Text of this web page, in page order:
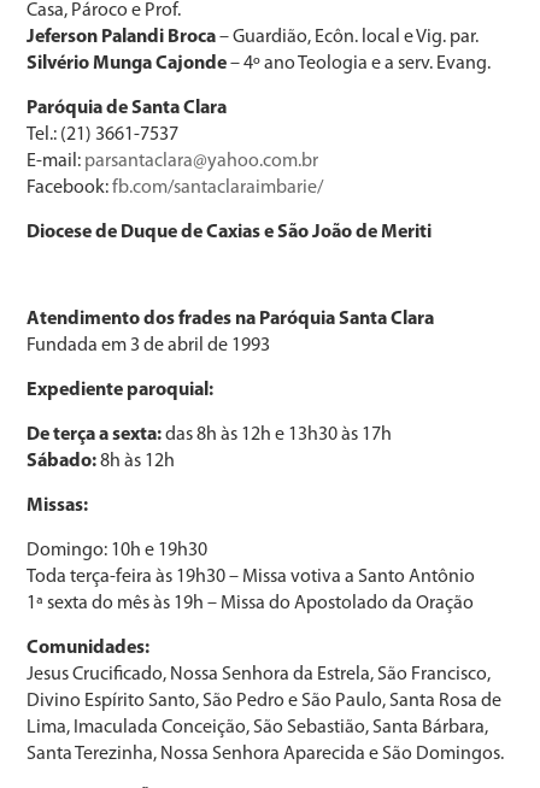
Casa, Pároco e Prof.
Jeferson Palandi Broca– Guardião, Ecôn. local e Vig. par.
Silvério Munga Cajonde– 4º ano Teologia e a serv. Evang.
Paróquia de Santa Clara
Tel.: (21) 3661-7537
E-mail: parsantaclara@yahoo.com.br
Facebook:fb.com/santaclaraimbarie/
Diocese de Duque de Caxias e São João de Meriti
Atendimento dos frades na Paróquia Santa Clara
Fundada em 3 de abril de 1993
Expediente paroquial:
De terça a sexta:das 8h às 12h e 13h30 às 17h
Sábado:8h às 12h
Missas:
Domingo: 10h e 19h30
Toda terça-feira às 19h30 – Missa votiva a Santo Antônio
1ª sexta do mês às 19h – Missa do Apostolado da Oração
Comunidades:
Jesus Crucificado, Nossa Senhora da Estrela, São Francisco,
Divino Espírito Santo, São Pedro e São Paulo, Santa Rosa de
Lima, Imaculada Conceição, São Sebastião, Santa Bárbara,
Santa Terezinha, Nossa Senhora Aparecida e São Domingos.